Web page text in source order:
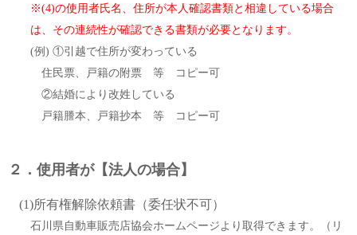
※(4)の使用者氏名、住所が本人確認書類と相違している場合
は、その連続性が確認できる書類が必要となります。
(例) ①引越で住所が変わっている
住民票、戸籍の附票 等 コピー可
②結婚により改姓している
戸籍謄本、戸籍抄本 等 コピー可
２．使用者が【法人の場合】
(1)所有権解除依頼書（委任状不可）
石川県自動車販売店協会ホームページより取得できます。（リ